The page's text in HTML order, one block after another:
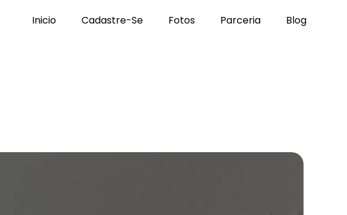
Inicio Cadastre-Se Fotos Parceria Blog